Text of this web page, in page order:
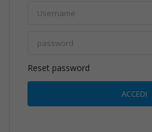
Reset password